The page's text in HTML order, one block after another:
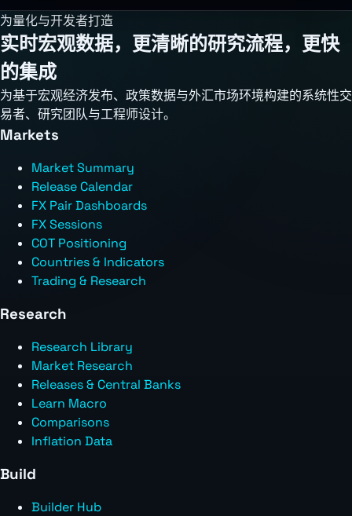
为量化与开发者打造
实时宏观数据，更清晰的研究流程，更快
的集成
为基于宏观经济发布、政策数据与外汇市场环境构建的系统性交
易者、研究团队与工程师设计。
Markets
Market Summary
Release Calendar
FX Pair Dashboards
FX Sessions
COT Positioning
Countries & Indicators
Trading & Research
Research
Research Library
Market Research
Releases & Central Banks
Learn Macro
Comparisons
Inflation Data
Build
Builder Hub